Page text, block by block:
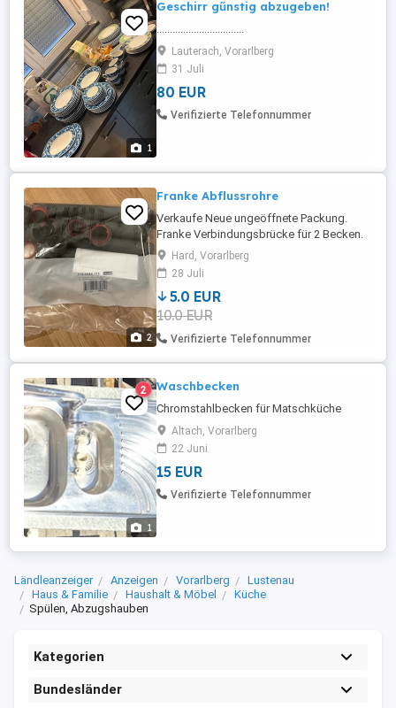
1
Geschirr gűnstig abzugeben!
.................................
Lauterach, Vorarlberg
31 Juli
80 EUR
Verifizierte Telefonnummer
2
Franke Abflussrohre
Verkaufe Neue ungeöffnete Packung.
Franke Verbindungsbrücke für 2 Becken.
5.- Preis bei Selbstabholung in Hard. (Zzg.
Versandkosten-Versand auch möglich)
Hard, Vorarlberg
28 Juli
5.0 EUR
10.0 EUR
Verifizierte Telefonnummer
1
2 Waschbecken
Chromstahlbecken für Matschküche
Altach, Vorarlberg
22 Juni
15 EUR
Verifizierte Telefonnummer
Ländleanzeiger Anzeigen Vorarlberg
Lustenau
Haus & Familie
Haushalt & Möbel
Küche
Spülen, Abzugshauben
Kategorien
Bundesländer